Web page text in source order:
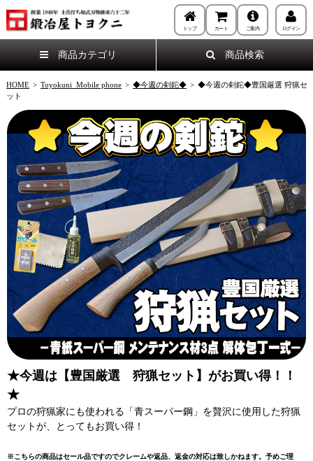
トップ カート ご案内 ログイン
商品カテゴリ 商品検索
HOME > Toyokuni_Mobile phone > ◆今週の剣鉈◆ > ◆今週の剣鉈◆豊国厳選 狩猟セ
ット
★今週は【豊国厳選 狩猟セット】がお買い得！！
★
プロの狩猟家にも使われる「青スーパー鋼」を贅沢に使用した狩猟
セットが、とってもお買い得！
※こちらの商品はセール品ですのでクレームや返品、返金の対応は致しかねます。予めご理